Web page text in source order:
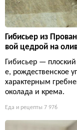
Гибисьер из
вой цедрой на
Гибисьер —
е, рождественское
характерным
околада и крема.
Еда и рецепты 7 976